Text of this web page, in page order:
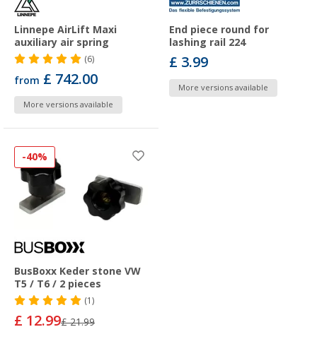
Linnepe AirLift Maxi
auxiliary air spring
(6)
from £ 742.00
More versions available
End piece round for
lashing rail 224
£ 3.99
More versions available
-40%
BusBoxx Keder stone VW
T5 / T6 / 2 pieces
(1)
£ 12.99£ 21.99